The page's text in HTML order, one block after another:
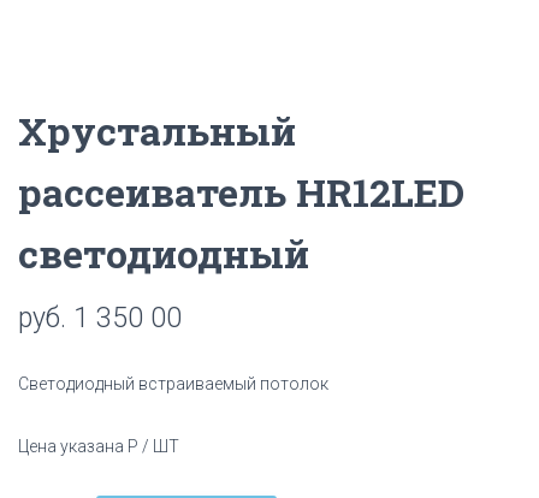
Хрустальный
рассеиватель HR12LED
светодиодный
руб. 1 350 00
Светодиодный встраиваемый потолок
Цена указана Р / ШТ